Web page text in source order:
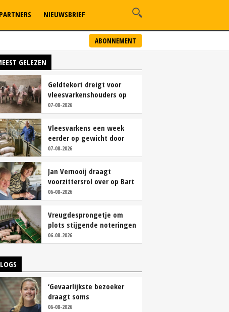
ABONNEMENT
PARTNERS NIEUWSBRIEF
GELEZEN
Geldtekort dreigt voor
vleesvarkenshouders op
vrije markt
07-08-2026
Vleesvarkens een week
eerder op gewicht door
continu aanbod van
brijvoer
07-08-2026
Jan Vernooij draagt
voorzittersrol over op Bart
Camps
06-08-2026
Vreugdesprongetje om
plots stijgende noteringen
06-08-2026
‘Gevaarlijkste bezoeker
draagt soms
overschoenen’
06-08-2026